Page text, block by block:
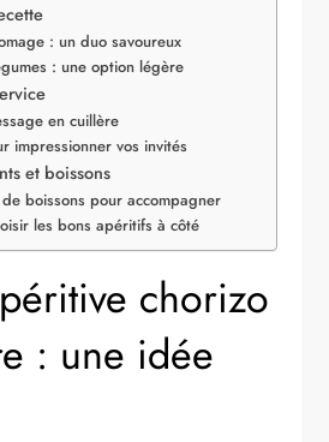
: un duo savoureux
: une option légère
en cuillère
impressionner vos invités
et boissons
boissons pour accompagner
les bons apéritifs à côté
chorizo
: une idée